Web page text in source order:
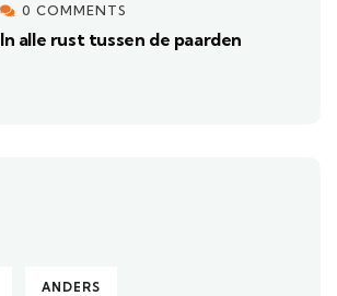
0 COMMENTS
In alle rust tussen de paarden
ANDERS